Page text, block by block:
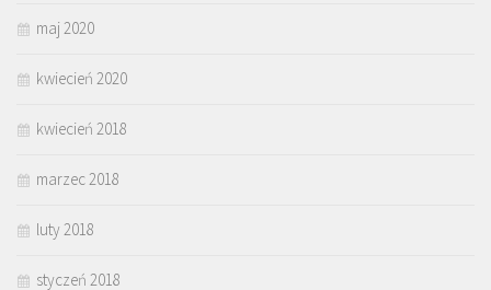
maj 2020
kwiecień 2020
kwiecień 2018
marzec 2018
luty 2018
styczeń 2018